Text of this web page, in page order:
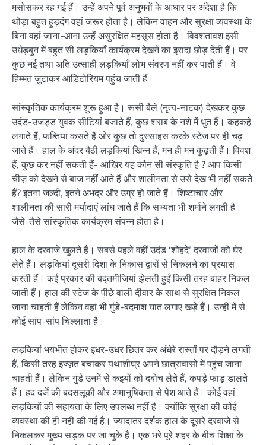
मसोसकर रह गई हैं। उन्हें अपने पूर्व अनुभवों के आधार पर अंदेशा है कि
थोड़ा बहुत हुड़दंग वहां जरूर होता है। लेकिन वाहन और सुरक्षा व्यवस्था के
बिना वहां जाना-आना उन्हें असुरक्षित महसूस होता है। विवशतावश इसी
उधेड़बुन में बहुत सी लड़कियाँ कार्यक्रम देखने का इरादा छोड़ देती हैं। पर
कुछ नई तथा अति उत्साही लड़कियाँ लोभ संवरण नहीं कर पाती हैं। वे
हिम्मत जुटाकर आडिटोरियम पहुंच जाती हैं।
सांस्कृतिक कार्यक्रम शुरू हुआ है। रूसी बैले (नृत्य-नाटक) देखकर कुछ
उदंड-उजड्ड युवक सीटियां बजाते हैं, कुछ शराब के नशे में धुत हैं। कहकहे
लगाते हैं, फब्तियां कसते हैं ओर कुछ तो दुस्साहस करके स्टेज पर ही चढ़
जाते हैं। हाल के अंदर बैठी लड़कियां खिन्न हैं, मन ही मन कुढ़ती हैं। विवश
हैं, कुछ कर नहीं सकती हैं- आखिर यह कौन सी संस्कृति है ? आप किसी
चीज़ को देखने से बाज नहीं आते हैं और शालीनता से उसे देख भी नहीं सकते
हैं? इतना जल्दी, इतने अभद्र और उग्र हो जाते हैं। शिष्टाचार और
शालीनता की सारी मर्यादाएं लांघ जाते हैं कि सभ्यता भी शर्माने लगती है।
जैसे-तैसे सांस्कृतिक कार्यक्रम संपन्न होता है।
हाल के दरवाजे खुलते हैं। सबसे पहले वहीं उदंड ‘शोहदे’ दरवाजों को घेर
लेते हैं। लड़कियां दूसरी दिशा के निकास द्वारों से निकलने का प्रयास
करती हैं। कई प्रकार की बद्तमीजियां झेलती हुईं किसी तरह बाहर निकल
जाती हैं। हाल की स्टेज के पीछे वाली दीवार के साथ से सुरक्षित निकल
जाना चाहती हैं लेकिन वहां भी गुंडे-बदमाश घात लगाए खड़े हैं। उन्हीं में से
कोई सांप-सांप चिल्लाता है।
लड़कियां भयभीत होकर इधर-उधर छितर कर अंधेरे रास्तों पर दौड़ने लगती
हैं, किसी तरह इज्ज़त बचाकर यथाशीघ्र अपने छात्रावासों में पहुंच जाना
चाहती हैं। लेकिन गुंडे उनमें से कइयों को दबोच लेते हैं, कपड़े फाड़ डालते
हैं। हद दर्जे की बदसलूकी और अमानुषिकता से पेश आते हैं। कोई वहां
लड़कियों की सहायता के लिए उपलब्ध नहीं है। क्योंकि सुरक्षा की कोई
व्यवस्था की ही नहीं की गई है। ज्यादातर दर्शक हाल के दूसरे दरवाजे से
निकलकर मुख्य सड़क पर जा चुके हैं। एक भरे पूरे शहर के बीच शिक्षा के